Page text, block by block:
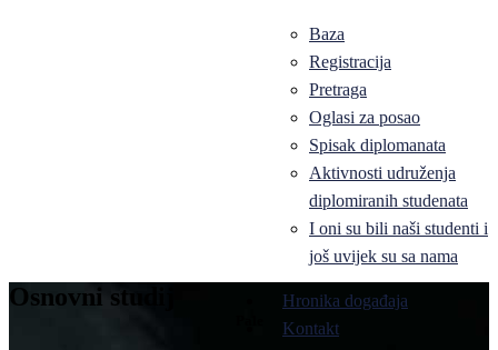
Baza
Registracija
Pretraga
Oglasi za posao
Spisak diplomanata
Aktivnosti udruženja
diplomiranih studenata
I oni su bili naši studenti i
još uvijek su sa nama
Hronika događaja
Kontakt
Osnovni studij